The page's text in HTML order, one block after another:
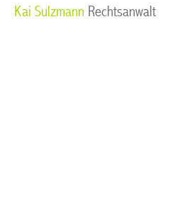
Kai Sulzmann Rechtsanwalt